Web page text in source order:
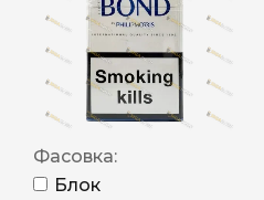
Фасовка:
Блок